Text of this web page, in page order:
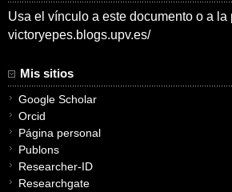
Usa el vínculo a este documento o a la
victoryepes.blogs.upv.es/
Mis sitios
Google Scholar
Orcid
Página personal
Publons
Researcher-ID
Researchgate